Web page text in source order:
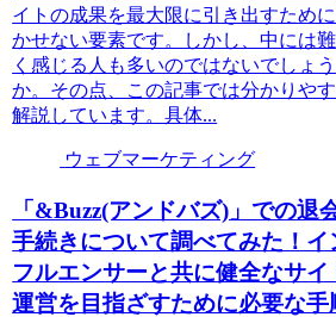
イトの成果を最大限に引き出すため
かせない要素です。しかし、中には
く感じる人も多いのではないでしょう
か。その点、この記事では分かりやす
解説しています。具体...
ウェブマーケティング
「&Buzz(アンドバズ)」での退
手続きについて調べてみた！イ
フルエンサーと共に健全なサイ
運営を目指ざすために必要な手